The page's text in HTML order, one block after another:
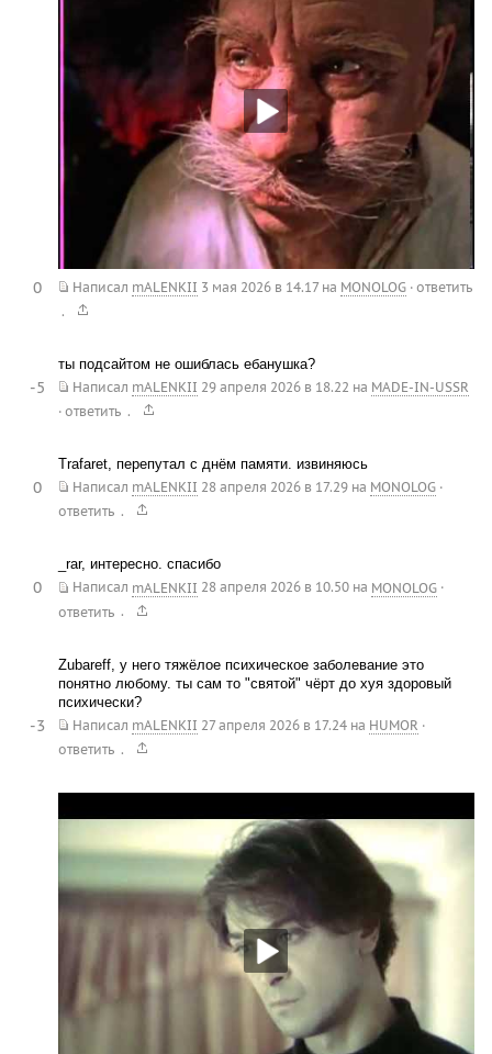
Написал mALENKII 3 мая 2026 в 14.17на MONOLOG · ответить
.
0
ты подсайтом не ошиблась ебанушка?
Написал mALENKII 29 апреля 2026 в 18.22 на MADE-IN-USSR
· ответить .
-5
Trafaret, перепутал с днём памяти. извиняюсь
Написал mALENKII 28 апреля 2026 в 17.29на MONOLOG ·
ответить .
0
_rar, интересно. спасибо
Написал mALENKII 28 апреля 2026 в 10.50на MONOLOG ·
ответить .
0
Zubareff, у него тяжёлое психическое заболевание это
понятно любому. ты сам то "святой" чёрт до хуя здоровый
психически?
Написал mALENKII 27 апреля 2026 в 17.24на HUMOR ·
ответить .
-3